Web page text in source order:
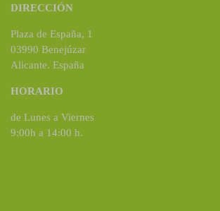
DIRECCIÓN
Plaza de España, 1
03990 Benejúzar
Alicante. España
HORARIO
de Lunes a Viernes
9:00h a 14:00 h.